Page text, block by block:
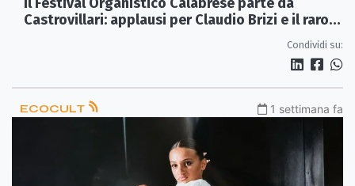
Il Festival Organistico Calabrese parte da
Castrovillari: applausi per Claudio Brizi e il raro
Condividi su:
ECOCULT 1 settimana fa